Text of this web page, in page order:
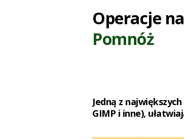
Operacje
Pomnóż
Jedną z
GIMP i inne),